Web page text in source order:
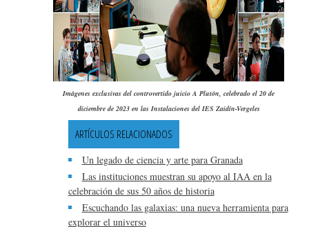
Imágenes exclusivas del controvertido juicio A Plutón, celebrado el 20 de
diciembre de 2023 en las Instalaciones del IES Zaidín-Vergeles
ARTÍCULOS RELACIONADOS
Un legado de ciencia y arte para Granada
Las instituciones muestran su apoyo al IAA en la
celebración de sus 50 años de historia
Escuchando las galaxias: una nueva herramienta para
explorar el universo